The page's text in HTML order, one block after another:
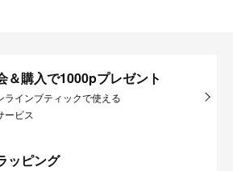
＆購入で1000pプレゼント
ラインブティックで使える
ービス
ッピング